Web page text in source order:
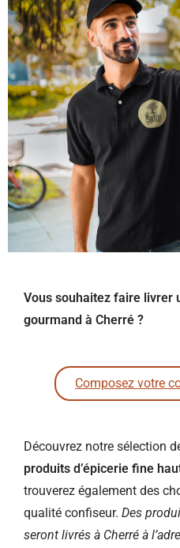
Vous souhaitez faire livrer
gourmand à Cherré ?
Composez votre
Découvrez notre sélection
produits d’épicerie fine
trouverez également des
qualité confiseur. Des
seront livrés à Cherré à